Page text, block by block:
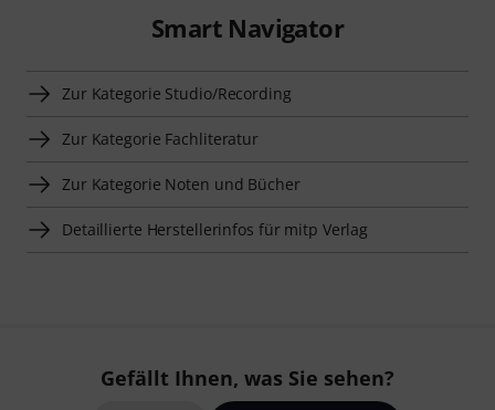
Smart Navigator
Zur Kategorie Studio/Recording
Zur Kategorie Fachliteratur
Zur Kategorie Noten und Bücher
Detaillierte Herstellerinfos für mitp Verlag
Gefällt Ihnen, was Sie sehen?